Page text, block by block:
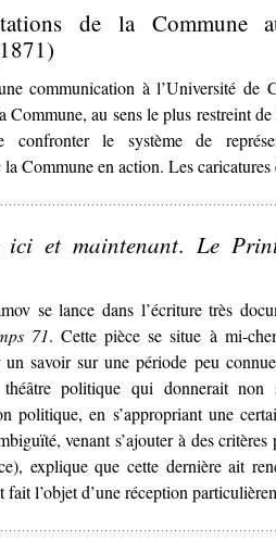
de la Commune
communication à l’Université de
Commune, au sens le plus restreint
confronter le système de
la Commune en action. Les
ici et maintenant. Le
se lance dans l’écriture très
71. Cette pièce se situe à mi-
savoir sur une période peu
politique qui donnerait non
politique, en s’appropriant une
venant s’ajouter à des
explique que cette dernière ait
fait l’objet d’une réception